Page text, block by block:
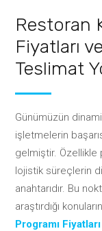
Restoran
Fiyatları
Teslimat
Günümüzün
işletmelerin
gelmiştir.
lojistik süreçlerin
anahtarıdır. Bu
araştırdığı
Programı Fiyatları